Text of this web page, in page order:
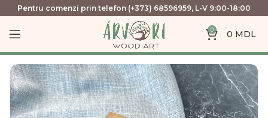
Pentru comenzi prin telefon (+373) 68596959, L-V 9:00-18:00
0 0 MDL